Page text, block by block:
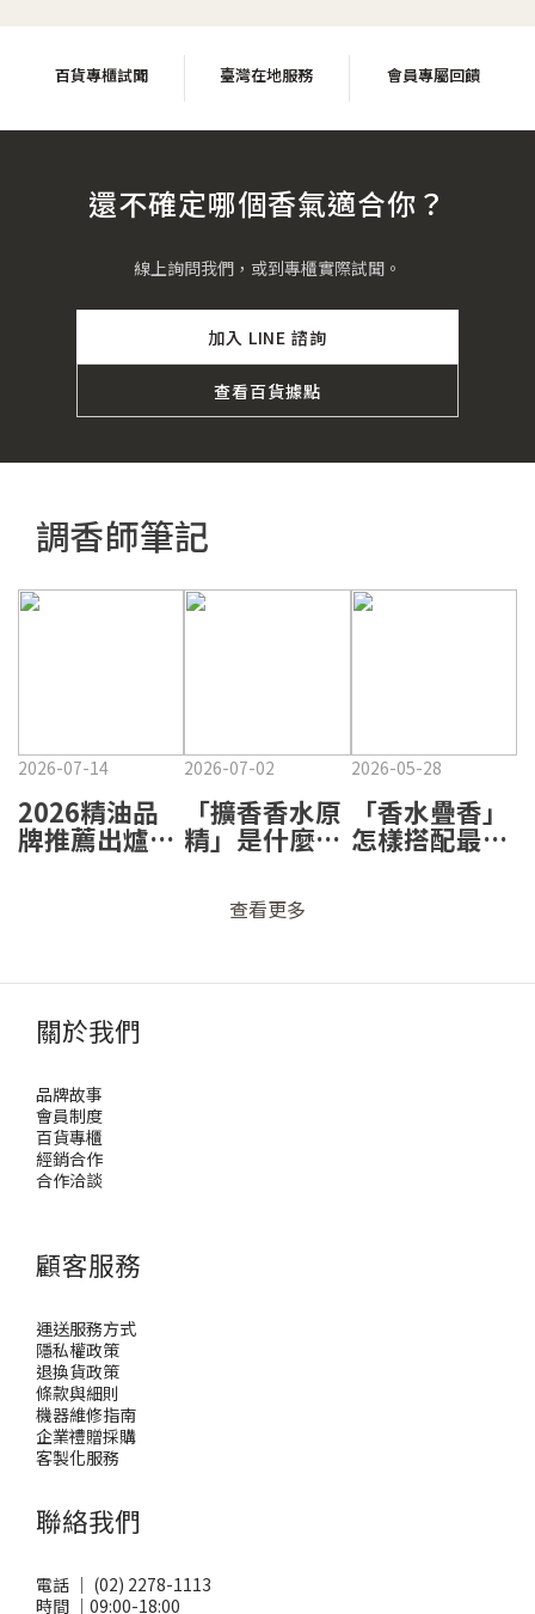
百貨專櫃試聞 臺灣在地服務 會員專屬回饋
還不確定哪個香氣適合你？
線上詢問我們，或到專櫃實際試聞。
加入 LINE 諮詢
查看百貨據點
調香師筆記
2026-07-14
2026精油品
牌推薦出爐！
2026-07-02
「擴香香水原
精」是什麼？
是很香而已？
2026-05-28
「香水疊香」
怎樣搭配最出
查看更多
關於我們
品牌故事
會員制度
百貨專櫃
經銷合作
合作洽談
顧客服務
運送服務方式
隱私權政策
退換貨政策
條款與細則
機器維修指南
企業禮贈採購
客製化服務
聯絡我們
電話 ｜ (02) 2278-1113
時間 ｜09:00-18:00